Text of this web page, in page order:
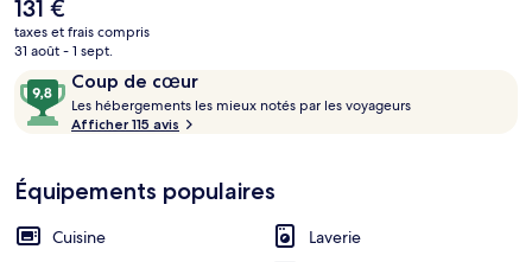
connectée et un pommeau de douche à « effet pluie », de quoi
agrémenter votre séjour.
prix
actuel
de
131 €.
131 €
taxes et frais compris
31 août - 1 sept.
Avis
voyageurs
Coup de cœur
9,8
sur
10,
cœur
Les hébergements les mieux notés par les voyageurs
Afficher 115 avis
Équipements populaires
Cuisine
Laverie